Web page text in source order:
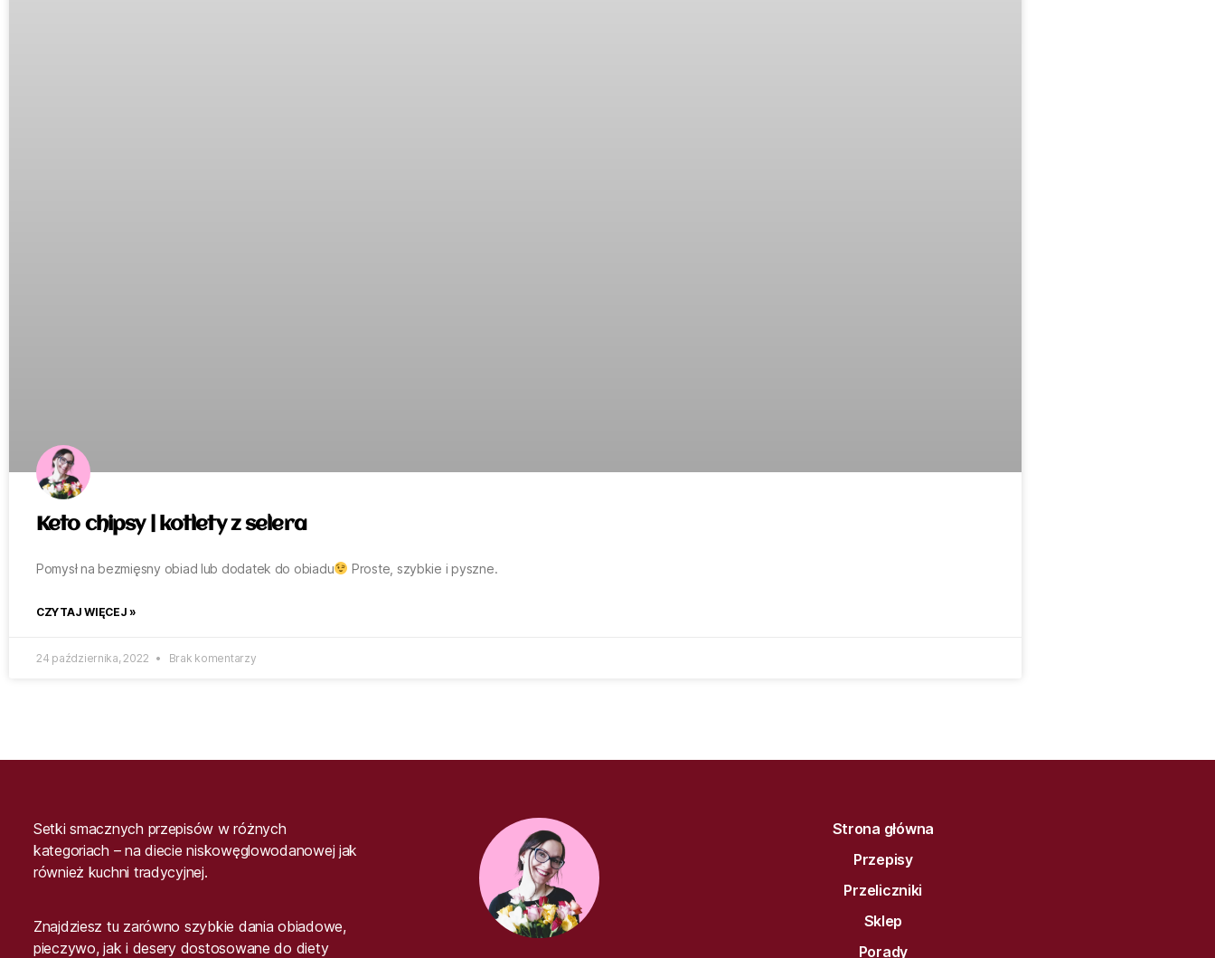
Keto chipsy | kotlety z selera
Pomysł na bezmięsny obiad lub dodatek do obiadu Proste, szybkie i pyszne.
CZYTAJ WIĘCEJ »
24 października, 2022 Brak komentarzy
Setki smacznych przepisów w różnych
kategoriach – na diecie niskowęglowodanowej jak
również kuchni tradycyjnej.
Znajdziesz tu zarówno szybkie dania obiadowe,
pieczywo, jak i desery dostosowane do diety
Strona główna
Przepisy
Przeliczniki
Sklep
Porady